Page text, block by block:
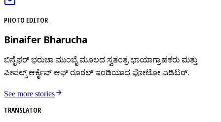
PHOTO EDITOR
Binaifer Bharucha
ಬಿನೈಫರ್ ಭರುಚಾ ಮುಂಬೈ ಮೂಲದ ಸ್ವತಂತ್ರ ಛಾಯಾಗ್ರಾಹಕರು ಮತ್ತು
ಪೀಪಲ್ಸ್ ಆರ್ಕೈವ್ ಆಫ್ ರೂರಲ್ ಇಂಡಿಯಾದ ಫೋಟೋ ಎಡಿಟರ್.
See more stories
TRANSLATOR